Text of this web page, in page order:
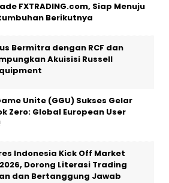
FXTRADING.com, Siap Menuju
Berikutnya
Bermitra dengan RCF dan
Akuisisi Russell
Unite (GGU) Sukses Gelar
Zero: Global European User
Indonesia Kick Off Market
Dorong Literasi Trading
dan Bertanggung Jawab